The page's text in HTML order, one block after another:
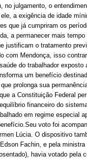
no julgamento, o
a exigência de idade
que já cumpriram os
a permanecer mais
justificam o tratamento
com Mendonça, isso
do trabalhador
um benefício
prolonga sua
a Constituição Federal
financeiro do
em regime especial
voto foi
Lúcia. O dispositivo
Fachin, e pela ministra
havia votado pela